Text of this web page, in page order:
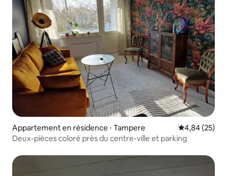
Appartement en résidence ⋅ Tampere Évaluation
4,84 (25)
Deux-pièces coloré près du centre-ville et parking